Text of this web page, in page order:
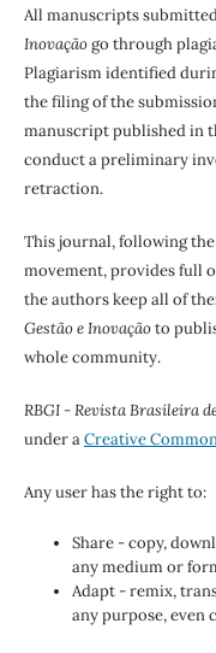
All manuscripts
Inovaçãogo through
Plagiarism identified
the filing of the
manuscript published in
conduct a preliminary
retraction.
This journal, following
movement, provides full
the authors keep all of
Gestão e Inovaçãoto
whole community.
RBGI - Revista Brasileira
under aCreative
Any user has the right to:
Share - copy,
any medium or
Adapt - remix,
any purpose, even